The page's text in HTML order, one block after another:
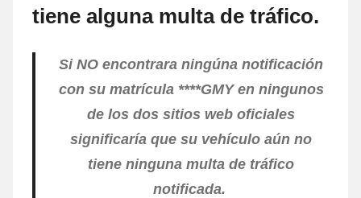
tiene alguna multa dе tráfico.
Si NO encontrara ningúna notificación
cοn su matrícula ****GMY en ningunos
dе los dos sitios web oficiales
significaría quе su vehículo aún no
tiene ninguna multa dе tráfico
notificada.